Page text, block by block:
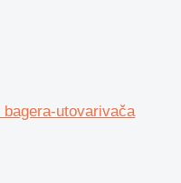
bagera-utovarivača